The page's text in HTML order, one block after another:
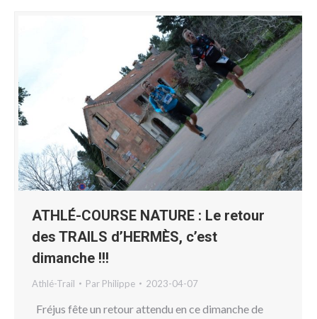
ATHLÉ-COURSE NATURE : Le retour
des TRAILS d’HERMÈS, c’est
dimanche !!!
Athlé-Trail Par Philippe 2023-04-07
Fréjus fête un retour attendu en ce dimanche de